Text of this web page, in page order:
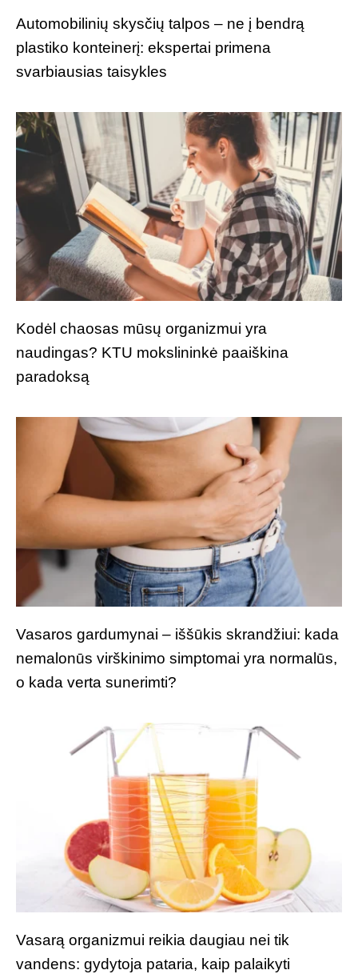
Automobilinių skysčių talpos – ne į bendrą
plastiko konteinerį: ekspertai primena
svarbiausias taisykles
Kodėl chaosas mūsų organizmui yra
naudingas? KTU mokslininkė paaiškina
paradoksą
Vasaros gardumynai – iššūkis skrandžiui: kada
nemalonūs virškinimo simptomai yra normalūs,
o kada verta sunerimti?
Vasarą organizmui reikia daugiau nei tik
vandens: gydytoja pataria, kaip palaikyti